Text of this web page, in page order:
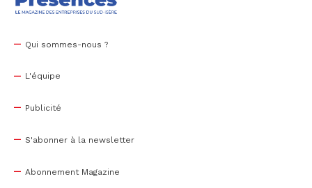
Qui sommes-nous ?
L'équipe
Publicité
S'abonner à la newsletter
Abonnement Magazine